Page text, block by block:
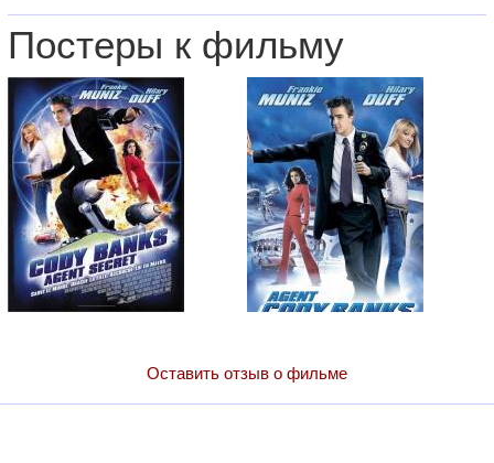
Постеры к фильму
Оставить отзыв о фильме